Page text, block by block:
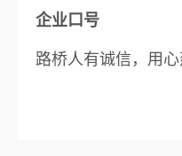
企业口号
路桥人有诚信，用心